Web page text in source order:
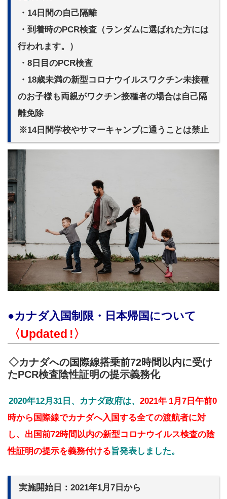
・14日間の自己隔離
・到着時のPCR検査（ランダムに選ばれた方には
行われます。）
・8日目のPCR検査
・18歳未満の新型コロナウイルスワクチン未接種
のお子様も両親がワクチン接種者の場合は自己隔
離免除
※14日間学校やサマーキャンプに通うことは禁止
●カナダ入国制限・日本帰国について
〈Updated !〉
◇カナダへの国際線搭乗前72時間以内に受け
たPCR検査陰性証明の提示義務化
2020年12月31日、カナダ政府は、 2021年 1月7日午前0
時から国際線でカナダへ入国する全ての渡航者に対
し、出国前72時間以内の新型コロナウイルス検査の陰
性証明の提示を義務付ける旨発表しました。
実施開始日：2021年1月7日から